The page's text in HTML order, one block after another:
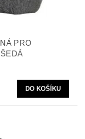
PRO